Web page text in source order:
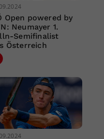
Open powered by
Neumayer 1.
Semifinalist
Österreich